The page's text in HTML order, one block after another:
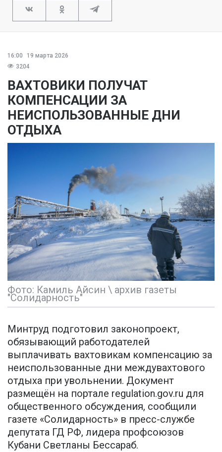
16:00
19 марта 2026
3204
ВАХТОВИКИ ПОЛУЧАТ
КОМПЕНСАЦИИ ЗА
НЕИСПОЛЬЗОВАННЫЕ ДНИ
ОТДЫХА
Фото: Камиль Айсин \ архив газеты
"Солидарность"
Минтруд подготовил законопроект,
обязывающий работодателей
выплачивать вахтовикам компенсацию за
неиспользованные дни междувахтового
отдыха при увольнении. Документ
размещён на портале regulation.gov.ru для
общественного обсуждения, сообщили
газете «Солидарность» в пресс-службе
депутата ГД РФ, лидера профсоюзов
Кубани Светланы Бессараб.